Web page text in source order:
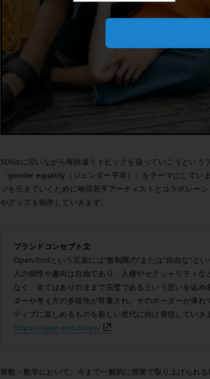
SDGsに沿いながら毎回違うトピックを扱っていこうという
「gender equality（ジェンダー平等）」をテーマにしてい
ジを伝えていくために毎回若手アーティストとコラボレー
やグッズを制作していきます。
ブランドコンセプト文
Open/Endという言葉には“無制限の”または“自由な"と
人の個性や趣向は自由であり、人種やセクシャリティな
なく、全てはありのままで完璧であるという思いを込め
ダーや考え方の多様性が尊重され、そのボーダーが薄れ
ティブに楽しめるものを新しい世代に向け発信していき
https://open-end.tokyo/
算数・数学において、今まで一般的に授業で取り上げられ